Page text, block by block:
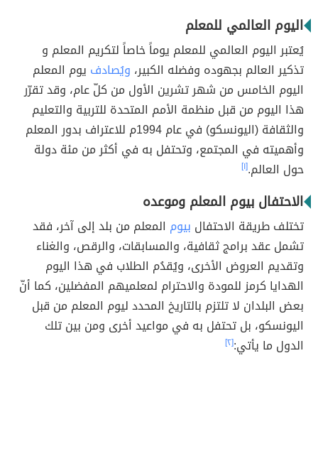
اليوم العالمي للمعلم
يُعتبر اليوم العالمي للمعلم يوماً خاصاً لتكريم المعلم و
تذكير العالم بجهوده وفضله الكبير، ويُصادف يوم المعلم
اليوم الخامس من شهر تشرين الأول من كلّ عام، وقد تقرّر
هذا اليوم من قبل منظمة الأمم المتحدة للتربية والتعليم
والثقافة (اليونسكو) في عام 1994م للاعتراف بدور المعلم
وأهميته في المجتمع، وتحتفل به في أكثر من مئة دولة
حول العالم.[١]
الاحتفال بيوم المعلم وموعده
تختلف طريقة الاحتفال بيوم المعلم من بلد إلى آخر، فقد
تشمل عقد برامج ثقافية، والمسابقات، والرقص، والغناء
وتقديم العروض الأخرى، ويُقدُم الطلاب في هذا اليوم
الهدايا كرمز للمودة والاحترام لمعلميهم المفضلين، كما أنّ
بعض البلدان لا تلتزم بالتاريخ المحدد ليوم المعلم من قبل
اليونسكو، بل تحتفل به في مواعيد أخرى ومن بين تلك
الدول ما يأتي:[٢]